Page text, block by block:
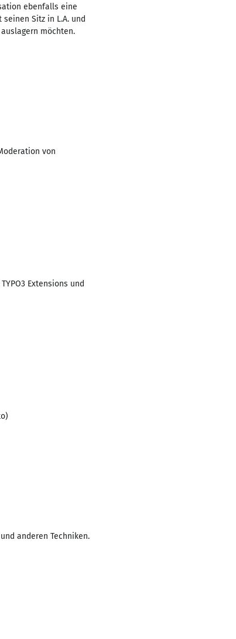
ebenfalls eine
Sitz in L.A. und
möchten.
von
Extensions und
anderen Techniken.